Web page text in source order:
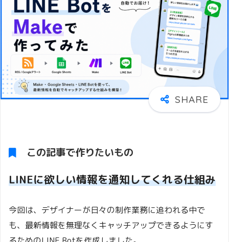
この記事で作りたいもの
LINEに欲しい情報を通知してくれる仕組み
今回は、デザイナーが日々の制作業務に追われる中で
も、最新情報を無理なくキャッチアップできるようにす